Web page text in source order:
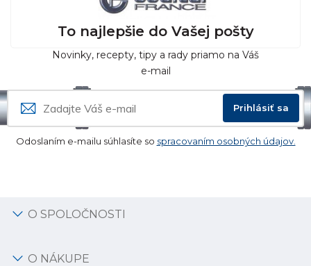
To najlepšie do Vašej pošty
Novinky, recepty, tipy a rady priamo na Váš
e-mail
Prihlásiť sa
Odoslaním e-mailu súhlasíte so spracovaním osobných údajov.
O SPOLOČNOSTI
O NÁKUPE